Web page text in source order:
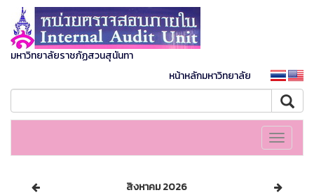
มหาวิทยาลัยราชภัฏสวนสุนันทา
หน้าหลักมหาวิทยาลัย
Toggle
สิงหาคม 2026